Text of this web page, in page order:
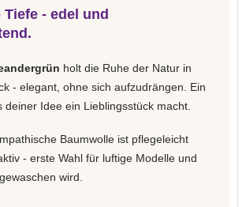
- edel und
holt die Ruhe der Natur in
- elegant, ohne sich aufzudrängen. Ein
deiner Idee ein Lieblingsstück macht.
Baumwolle ist pflegeleicht
- erste Wahl für luftige Modelle und
wird.